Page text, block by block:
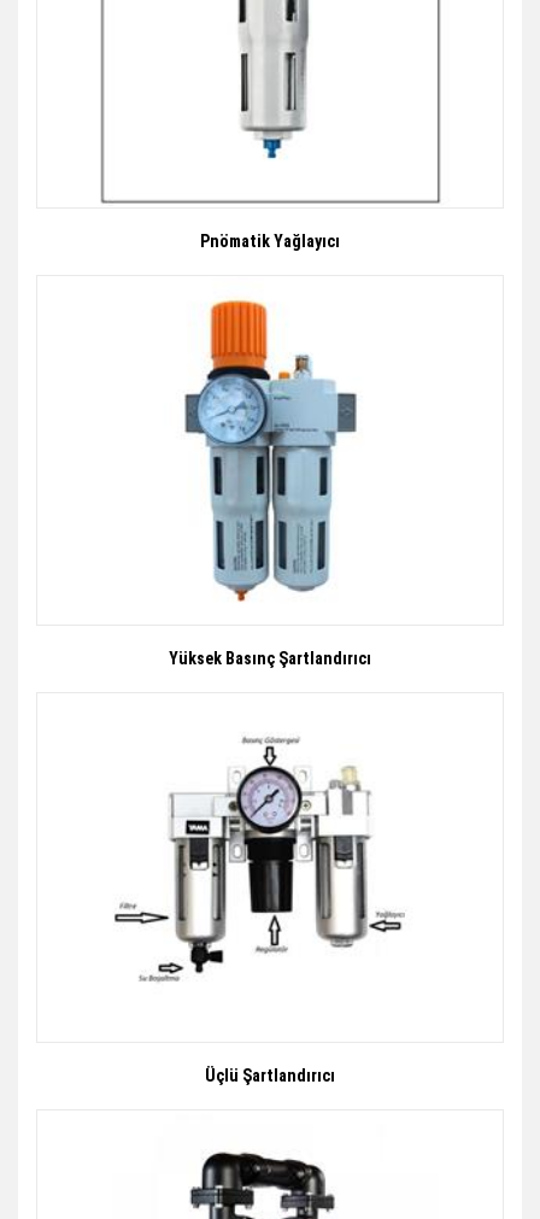
Pnömatik Yağlayıcı
Yüksek Basınç Şartlandırıcı
Üçlü Şartlandırıcı